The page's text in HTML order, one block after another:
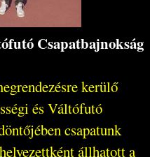
Csapatbajnokság
kerülő
és Váltófutó
csapatunk
állhatott a